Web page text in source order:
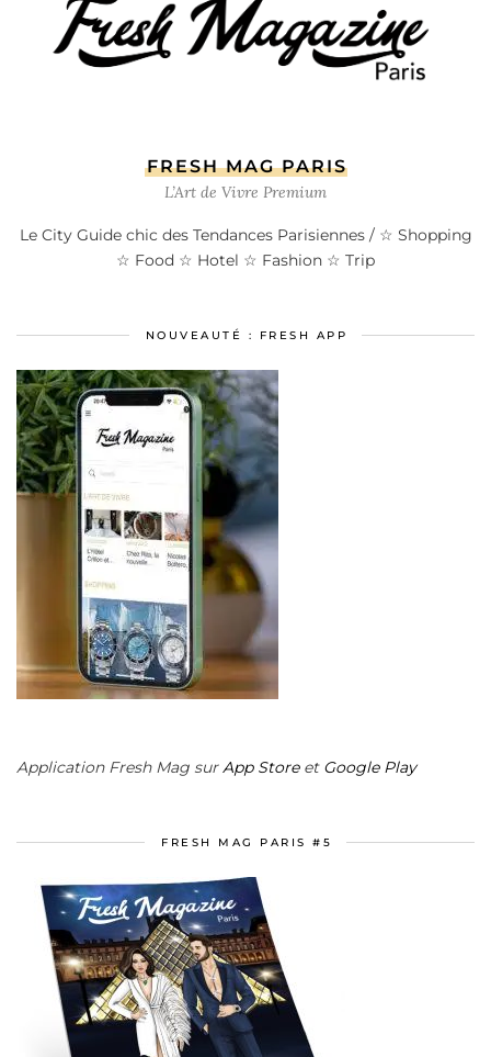
FRESH MAG PARIS
L’Art de Vivre Premium
Le City Guide chic des Tendances Parisiennes / ☆ Shopping
☆ Food ☆ Hotel ☆ Fashion ☆ Trip
NOUVEAUTÉ : FRESH APP
Application Fresh Mag surApp Storeet Google Play
FRESH MAG PARIS #5